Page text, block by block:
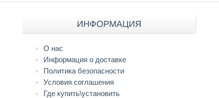
ИНФОРМАЦИЯ
О нас
Информация о доставке
Политика безопасности
Условия соглашения
Где купить\установить